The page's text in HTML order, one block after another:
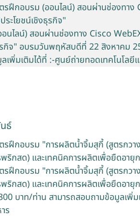
ฝึกอบรม (ออนไลน์) สอนผ่านช่องทาง
ระโยชน์เชิงธุรกิจ"
ไลน์) สอนผ่านช่องทาง Cisco
รกิจ" อบรมวันพฤหัสบดีที่ 22 สิงหาคม
เพิ่มเติมได้ที่ :-ศูนย์ถ่ายทอดเทคโนโลยีแ
ธ์
ฝึกอบรม "การผลิตน้ำจิ้มสุกี้ (สูตรกวา
ริกสด) และเทคนิคการผลิตเพื่อยืดอายุ
ฝึกอบรม "การผลิตน้ำจิ้มสุกี้ (สูตรกวา
ริกสด) และเทคนิคการผลิตเพื่อยืดอา
บาท/ท่าน สามารถสอบถามข้อมูลเพิ่
ร